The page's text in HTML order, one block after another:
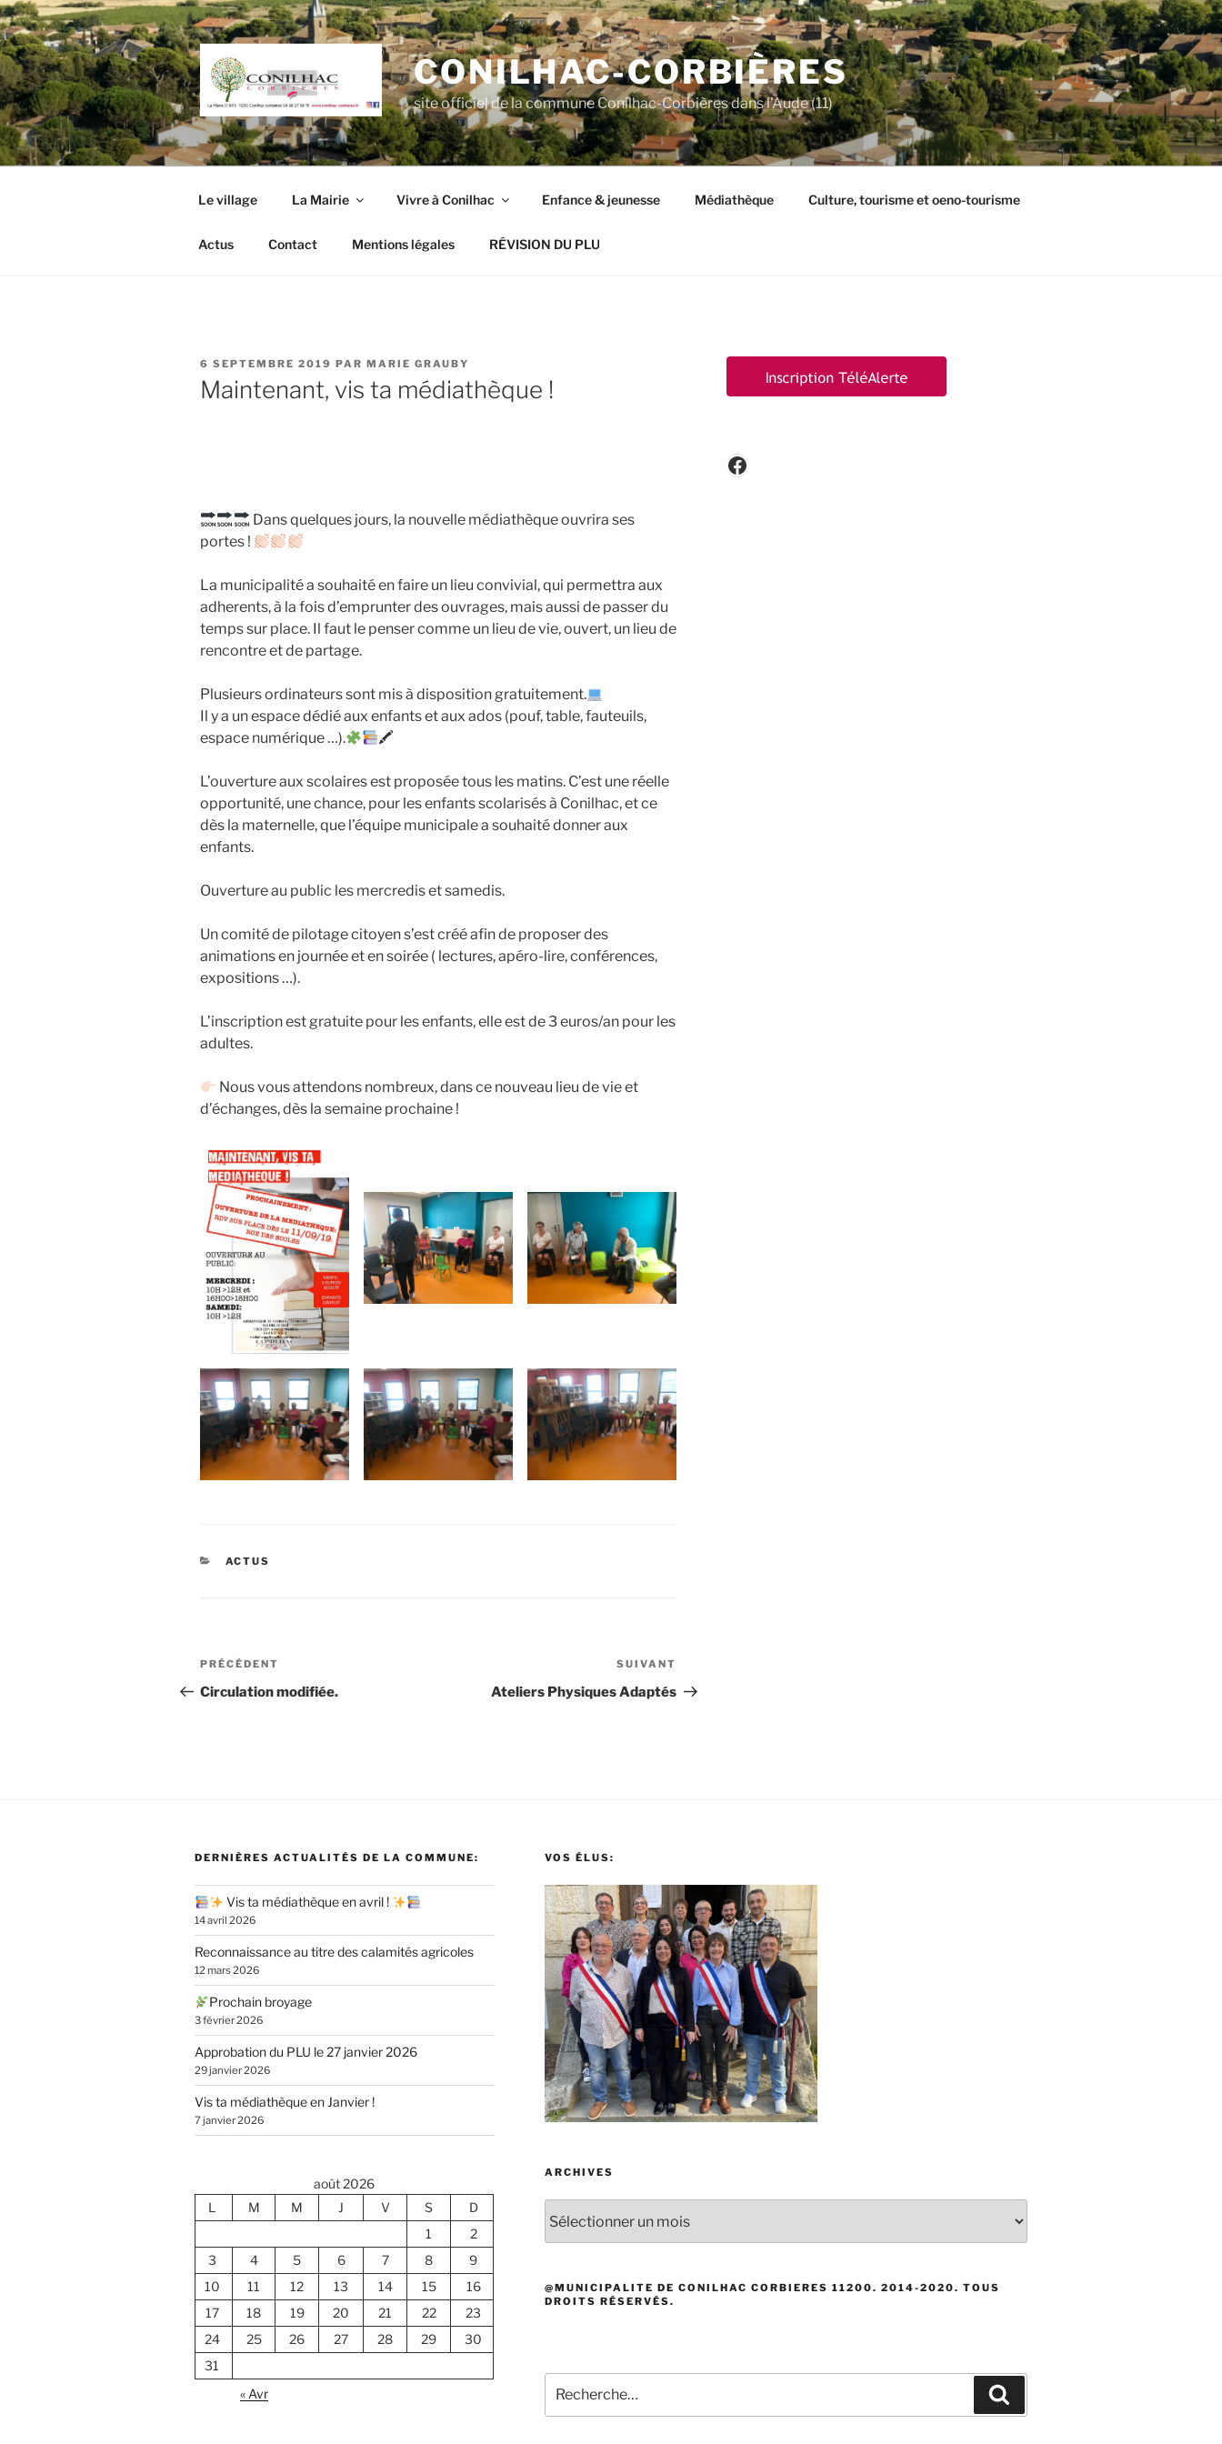
Aller
au
contenu
principal
CONILHAC-CORBIÈRES
site officiel de la commune Conilhac-Corbières dans l'Aude (11)
Le village La Mairie Vivre à Conilhac Enfance & jeunesse Médiathèque Culture, tourisme et oeno-tourisme
Actus Contact Mentions légales RÉVISION DU PLU
PUBLIÉ
LE
6 SEPTEMBRE 2019 PAR MARIE GRAUBY
Maintenant, vis ta médiathèque !
Dans quelques jours, la nouvelle médiathèque ouvrira ses
portes !
La municipalité a souhaité en faire un lieu convivial, qui permettra aux
adherents, à la fois d’emprunter des ouvrages, mais aussi de passer du
temps sur place. Il faut le penser comme un lieu de vie, ouvert, un lieu de
rencontre et de partage.
Plusieurs ordinateurs sont mis à disposition gratuitement.
Il y a un espace dédié aux enfants et aux ados (pouf, table, fauteuils,
espace numérique …).
🖍
L’ouverture aux scolaires est proposée tous les matins. C’est une réelle
opportunité, une chance, pour les enfants scolarisés à Conilhac, et ce
dès la maternelle, que l’équipe municipale a souhaité donner aux
enfants.
Ouverture au public les mercredis et samedis.
Un comité de pilotage citoyen s’est créé afin de proposer des
animations en journée et en soirée ( lectures, apéro-lire, conférences,
expositions …).
L’inscription est gratuite pour les enfants, elle est de 3 euros/an pour les
adultes.
Nous vous attendons nombreux, dans ce nouveau lieu de vie et
d’échanges, dès la semaine prochaine !
CATÉGORIES
ACTUS
Navigation
de
Article
précédent
PRÉCÉDENT
Circulation modifiée.
suivant
SUIVANT
Ateliers Physiques Adaptés
Facebook
DERNIÈRES ACTUALITÉS DE LA COMMUNE:
Vis ta médiathèque en avril !
14 avril 2026
Reconnaissance au titre des calamités agricoles
12 mars 2026
Prochain broyage
3 février 2026
Approbation du PLU le 27 janvier 2026
29 janvier 2026
Vis ta médiathèque en Janvier !
7 janvier 2026
août 2026
L
M M J V S
D
1
2
3
4 5 6 7 8
9
10
11 12 13 14 15
16
17
18 19 20 21 22
23
24
25 26 27 28 29
30
31
« Avr
VOS ÉLUS:
ARCHIVES
@MUNICIPALITE DE CONILHAC CORBIERES 11200. 2014-2020. TOUS
DROITS RÉSERVÉS.
pour
: